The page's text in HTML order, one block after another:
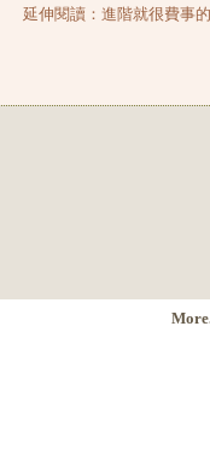
延伸閱讀：進階就很費事